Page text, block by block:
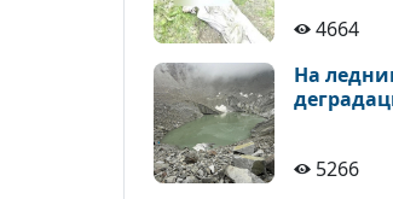
4664
На
5266